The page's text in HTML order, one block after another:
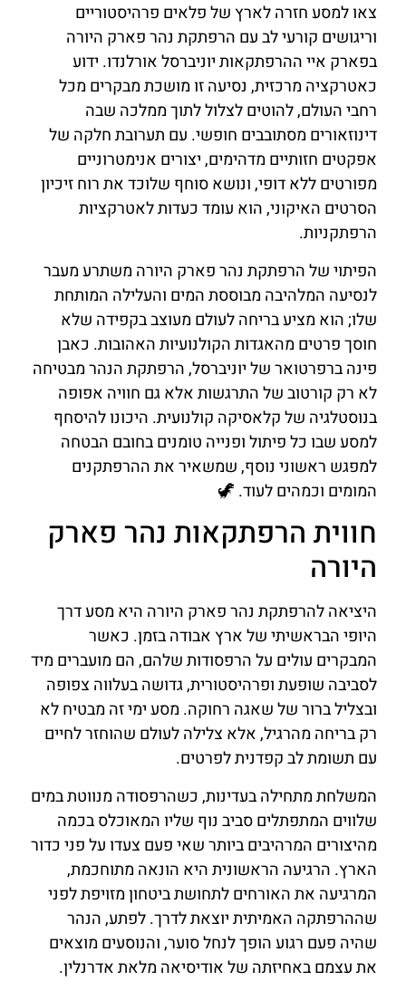
צאו למסע חזרה לארץ של פלאים פרהיסטוריים
וריגושים קורעי לב עם הרפתקת נהר פארק היורה
בפארק איי ההרפתקאות יוניברסל אורלנדו. ידוע
כאטרקציה מרכזית, נסיעה זו מושכת מבקרים מכל
רחבי העולם, להוטים לצלול לתוך ממלכה שבה
דינוזאורים מסתובבים חופשי. עם תערובת חלקה של
אפקטים חזותיים מדהימים, יצורים אנימטרוניים
מפורטים ללא דופי, ונושא סוחף שלוכד את רוח זיכיון
הסרטים האיקוני, הוא עומד כעדות לאטרקציות
הרפתקניות.
הפיתוי של הרפתקת נהר פארק היורה משתרע מעבר
לנסיעה המלהיבה מבוססת המים והעלילה המותחת
שלו; הוא מציע בריחה לעולם מעוצב בקפידה שלא
חוסך פרטים מהאגדות הקולנועיות האהובות. כאבן
פינה ברפרטואר של יוניברסל, הרפתקת הנהר מבטיחה
לא רק קורטוב של התרגשות אלא גם חוויה אפופה
בנוסטלגיה של קלאסיקה קולנועית. היכונו להיסחף
למסע שבו כל פיתול ופנייה טומנים בחובם הבטחה
למפגש ראשוני נוסף, שמשאיר את ההרפתקנים
המומים וכמהים לעוד. 🦖
חווית הרפתקאות נהר פארק
היורה
היציאה להרפתקת נהר פארק היורה היא מסע דרך
היופי הבראשיתי של ארץ אבודה בזמן. כאשר
המבקרים עולים על הרפסודות שלהם, הם מועברים מיד
לסביבה שופעת ופרהיסטורית, גדושה בעלווה צפופה
ובצליל ברור של שאגה רחוקה. מסע ימי זה מבטיח לא
רק בריחה מהרגיל, אלא צלילה לעולם שהוחזר לחיים
עם תשומת לב קפדנית לפרטים.
המשלחת מתחילה בעדינות, כשהרפסודה מנווטת במים
שלווים המתפתלים סביב נוף שליו המאוכלס בכמה
מהיצורים המרהיבים ביותר שאי פעם צעדו על פני כדור
הארץ. הרגיעה הראשונית היא הונאה מתוחכמת,
המרגיעה את האורחים לתחושת ביטחון מזויפת לפני
שההרפתקה האמיתית יוצאת לדרך. לפתע, הנהר
שהיה פעם רגוע הופך לנחל סוער, והנוסעים מוצאים
את עצמם באחיזתה של אודיסיאה מלאת אדרנלין.